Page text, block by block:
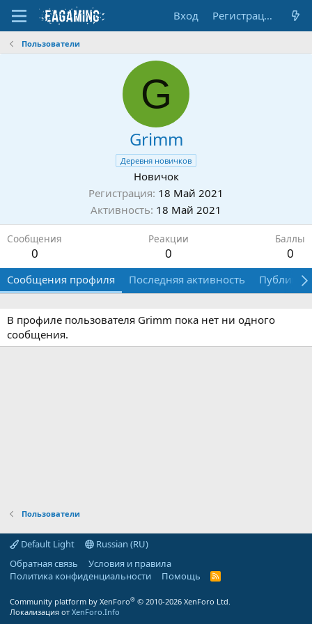
Вход Регистрация
Пользователи
G
Grimm
Деревня новичков
Новичок
Регистрация 18 Май 2021
Активность 18 Май 2021
Сообщения
0
Реакции
0
Баллы
0
Сообщения профиля Последняя активность
В профиле пользователя Grimm пока нет ни одного
сообщения.
Пользователи
Default Light
Russian (RU)
Обратная связь
Условия и правила
Политика конфиденциальности
Помощь
R
Community platform by XenForo® © 2010-2026 XenForo Ltd.
Локализация от XenForo.Info